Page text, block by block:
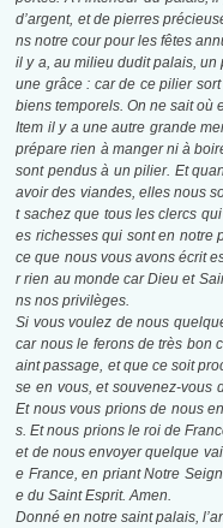
d’argent, et de pierres
ns notre cour pour les fêtes
il y a, au milieu dudit palais,
une grâce : car de ce pilier
biens temporels. On ne sait où
Item il y a une autre grande
prépare rien à manger ni à
sont pendus à un pilier. Et
avoir des viandes, elles nous
t sachez que tous les clercs
es richesses qui sont en notre
ce que nous vous avons écrit
r rien au monde car Dieu et
ns nos privilèges.
Si vous voulez de nous
car nous le ferons de très bon
aint passage, et que ce soit
se en vous, et souvenez-vous
Et nous vous prions de nous
s. Et nous prions le roi de
et de nous envoyer quelque
e France, en priant Notre
e du Saint Esprit. Amen.
Donné en notre saint palais,